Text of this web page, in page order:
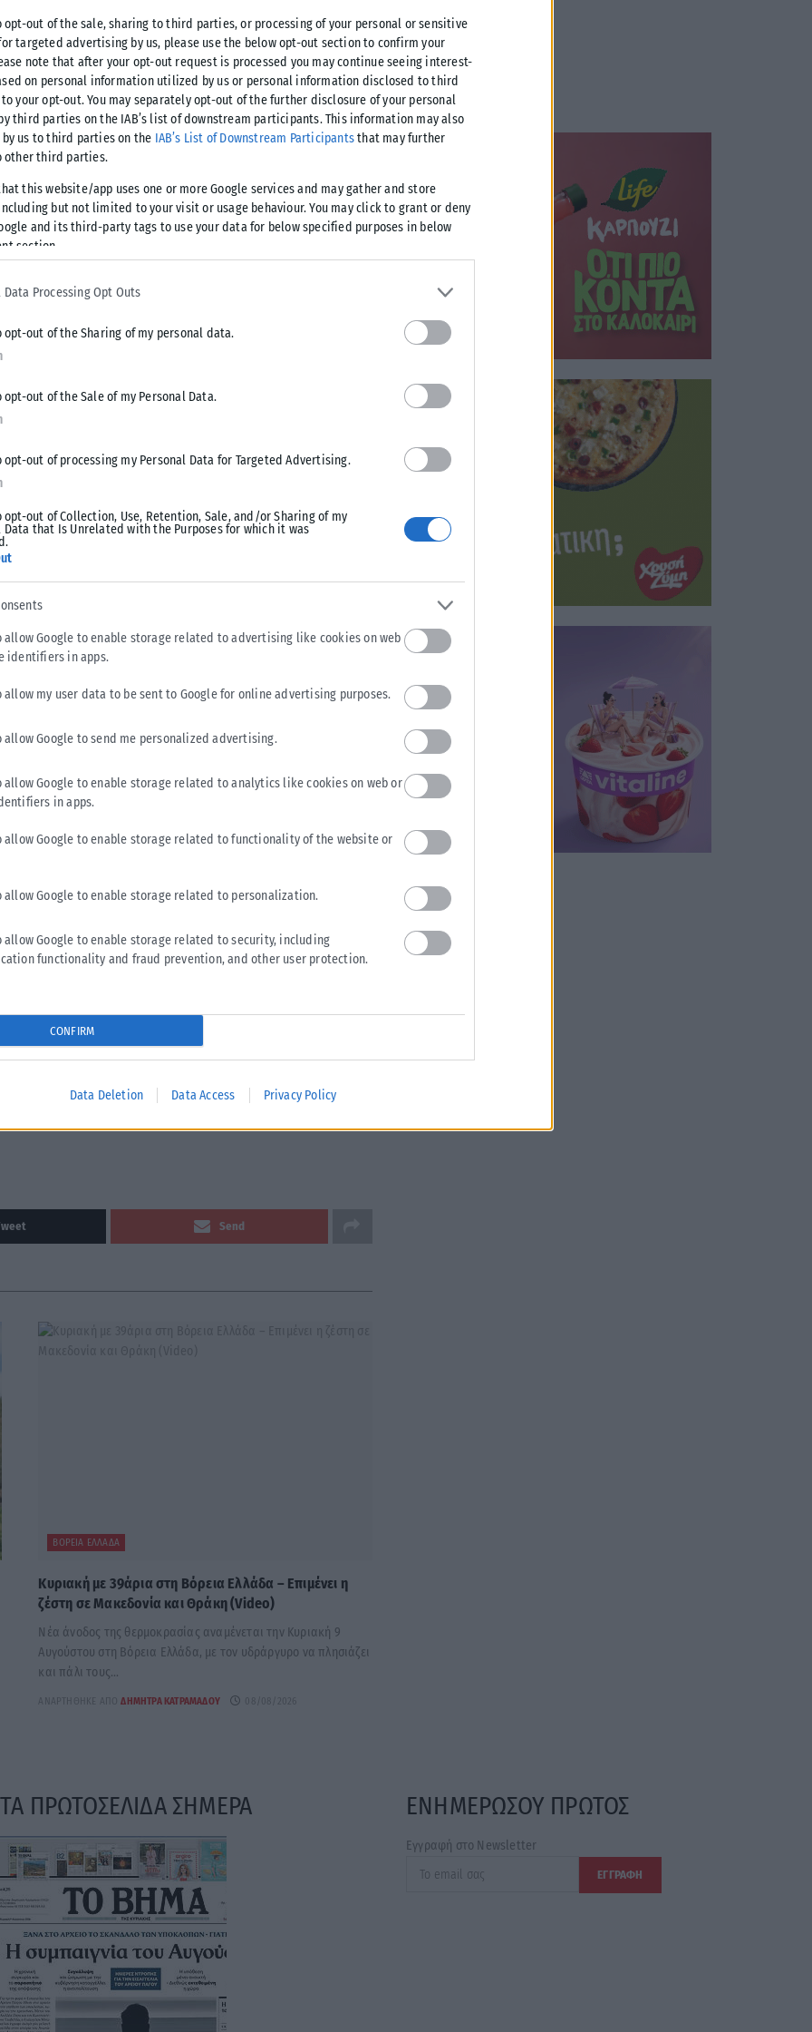
opt-out of the sale, sharing to third parties, or processing of your personal or sensitive
targeted advertising by us, please use the below opt-out section to confirm your
note that after your opt-out request is processed you may continue seeing interest-
on personal information utilized by us or personal information disclosed to third
your opt-out. You may separately opt-out of the further disclosure of your personal
third parties on the IAB’s list of downstream participants. This information may also
by us to third parties on the IAB’s List of Downstream Participantsthat may further
other third parties.
this website/app uses one or more Google services and may gather and store
but not limited to your visit or usage behaviour. You may click to grant or deny
and its third-party tags to use your data for below specified purposes in below
section.
Data Processing Opt Outs
opt-out of the Sharing of my personal data.
opt-out of the Sale of my Personal Data.
opt-out of processing my Personal Data for Targeted Advertising.
opt-out of Collection, Use, Retention, Sale, and/or Sharing of my
Data that Is Unrelated with the Purposes for which it was
allow Google to enable storage related to advertising like cookies on web
identifiers in apps.
allow my user data to be sent to Google for online advertising purposes.
allow Google to send me personalized advertising.
allow Google to enable storage related to analytics like cookies on web or
in apps.
allow Google to enable storage related to functionality of the website or
allow Google to enable storage related to personalization.
allow Google to enable storage related to security, including
functionality and fraud prevention, and other user protection.
CONFIRM
Data Deletion Data Access Privacy Policy
του από τον Νίκο Ηλιάδη, λαχειοπώλη της περιοχής:
τακτικούς πελάτες μου, ο οποίος προμηθεύεται εδώ και
συγκλονιστικό το πώς μπορεί να αλλάξει η ζωή σου
ο κ. Ηλιάδης.
ιστορία στην Ελλάδα, που έχει το δικό του πιστό
ικανοποίηση από το να βλέπεις τα χαμογέλα
μόλις κέρδισαν. Πλέον, τα συνολικά κέρδη των τυχερών
τα 10 εκατ. ευρώ», συμπληρώνει.
πέντε διαδοχικές κληρώσεις, με πολλά
υπο-κληρώσεις αναδεικνύονται ένας ή περισσότεροι
τις πιθανότητες των λαχνών που απομένουν
και κληρώνεται ο Μεγάλος Λαχνός του 1 εκατ. ευρώ. Οι
αριθμό και να τον ακολουθήσουν για όσες εκδόσεις
σε δεκάδες αξίας 40 ευρώ, ενώ το κόστος του κάθε
ο κ. Ηλιάδης.
του παίκτη ή η χιλιάδα στην οποία ανήκει, ο παίκτης
το λαχείο της επόμενης κλήρωσης, το αργότερο μια μέρα
σε ακόμα περισσότερες κληρώσεις για ενδιάμεσα
την τελευταία ημέρα της Ε’ κλήρωσης, ενώ τα
από 10.000 μέχρι 100.000 ευρώ.
μεταξύ 300 και 5.000 ευρώ. Επιπλέον, στην
οι λήγοντες κερδίζουν, ανάλογα με τον λήγοντα του
λήγοντα μονό ή ζυγό αριθμό αντίστοιχο με αυτόν
την Τετάρτη 22 Οκτωβρίου με την Α’ κλήρωση.
ξεκινήσει στις 18 Νοεμβρίου, ενώ η Δ’ κλήρωση την 1η
και ολοκληρώνεται στις 30 Δεκεμβρίου, όταν και θα
Send
ΒΌΡΕΙΑ ΕΛΛΆΔΑ
Κυριακή με 39άρια στη Βόρεια Ελλάδα – Επιμένει η
ζέστη σε Μακεδονία και Θράκη (Video)
Νέα άνοδος της θερμοκρασίας αναμένεται την Κυριακή 9
Αυγούστου στη Βόρεια Ελλάδα, με τον υδράργυρο να πλησιάζει
και πάλι τους...
ΔΉΜΗΤΡΑ ΚΑΤΡΑΜΆΔΟΥ 08/08/2026
ΤΑ ΠΡΩΤΟΣΕΛΙΔΑ ΣΗΜΕΡΑ ΕΝΗΜΕΡΩΣΟΥ ΠΡΩΤΟΣ
Εγγραφή στο Newsletter